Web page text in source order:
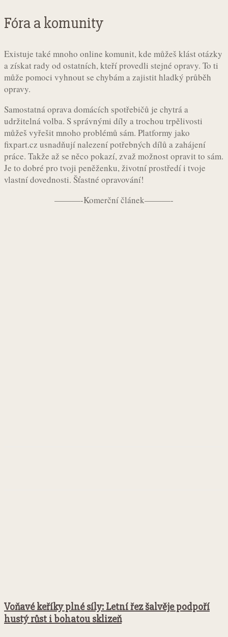
Fóra a komunity
Existuje také mnoho online komunit, kde můžeš klást otázky
a získat rady od ostatních, kteří provedli stejné opravy. To ti
může pomoci vyhnout se chybám a zajistit hladký průběh
opravy.
Samostatná oprava domácích spotřebičů je chytrá a
udržitelná volba. S správnými díly a trochou trpělivosti
můžeš vyřešit mnoho problémů sám. Platformy jako
fixpart.cz usnadňují nalezení potřebných dílů a zahájení
práce. Takže až se něco pokazí, zvaž možnost opravit to sám.
Je to dobré pro tvoji peněženku, životní prostředí i tvoje
vlastní dovednosti. Šťastné opravování!
———-Komerční článek———-
Voňavé keříky plné síly: Letní řez šalvěje podpoří
hustý růst i bohatou sklizeň